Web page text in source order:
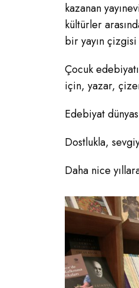
kazanan
kültürler
bir yayın
Çocuk
için, yazar,
Edebiyat
Dostlukla,
Daha nice